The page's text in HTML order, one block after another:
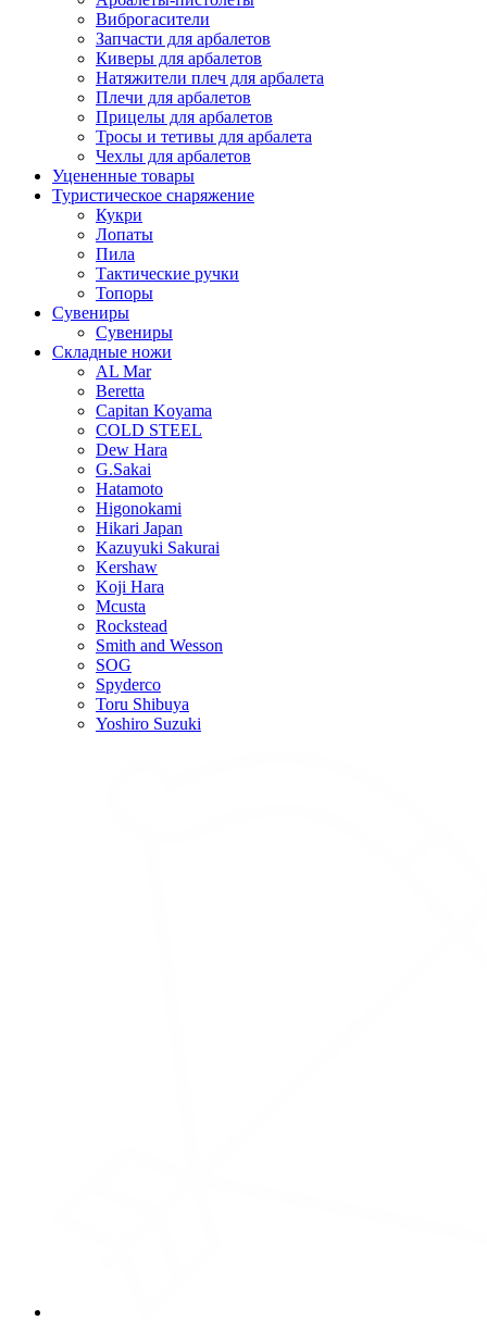
Виброгасители
Запчасти для арбалетов
Киверы для арбалетов
Натяжители плеч для арбалета
Плечи для арбалетов
Прицелы для арбалетов
Тросы и тетивы для арбалета
Чехлы для арбалетов
Уцененные товары
Туристическое снаряжение
Кукри
Лопаты
Пила
Тактические ручки
Топоры
Сувениры
Сувениры
Складные ножи
AL Mar
Beretta
Capitan Koyama
COLD STEEL
Dew Hara
G.Sakai
Hatamoto
Higonokami
Hikari Japan
Kazuyuki Sakurai
Kershaw
Koji Hara
Mcusta
Rockstead
Smith and Wesson
SOG
Spyderco
Toru Shibuya
Yoshiro Suzuki